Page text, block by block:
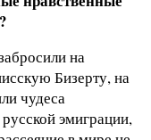
на
Бизерту, на
чудеса
эмиграции,